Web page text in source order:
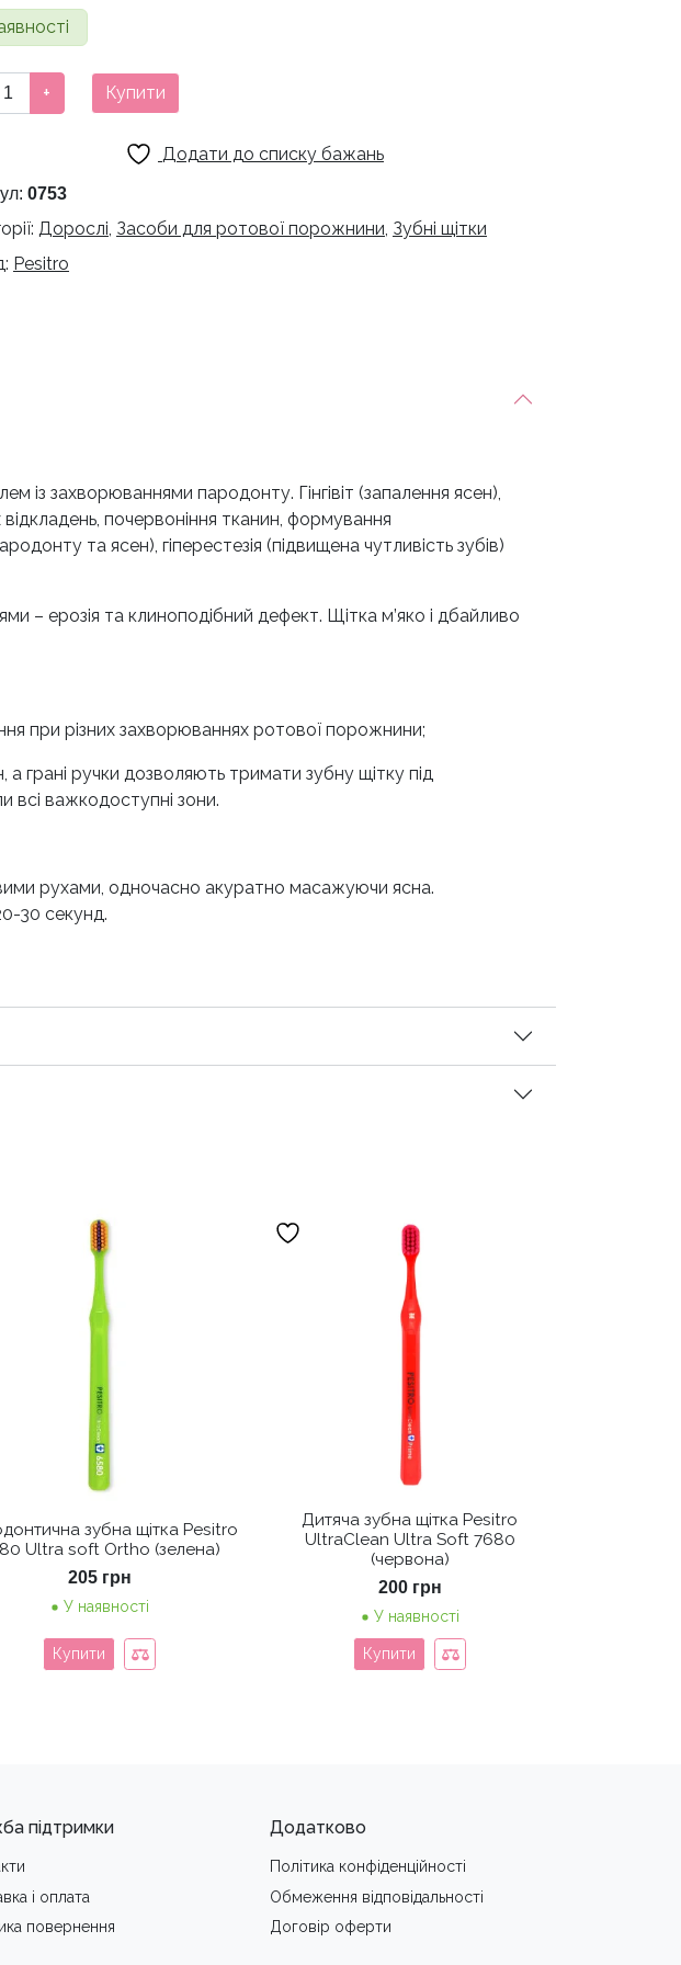
+ Купити
Додати до списку бажань
0753
Дорослі, Засоби для ротової порожнини, Зубні щітки
Pesitro
захворюваннями пародонту. Гінгівіт (запалення ясен),
почервоніння тканин, формування
та ясен), гіперестезія (підвищена чутливість зубів)
– ерозія та клиноподібний дефект. Щітка м’яко і дбайливо
при різних захворюваннях ротової порожнини;
грані ручки дозволяють тримати зубну щітку під
всі важкодоступні зони.
рухами, одночасно акуратно масажуючи ясна.
30 секунд.
зубна щітка Pesitro
Ultra soft Ortho (зелена)
205 грн
У наявності
Купити
Дитяча зубна щітка Pesitro
UltraClean Ultra Soft 7680
(червона)
200 грн
У наявності
Купити
підтримки
i оплата
повернення
Додатково
Політика конфіденційності
Обмеження вiдповiдальностi
Договір оферти